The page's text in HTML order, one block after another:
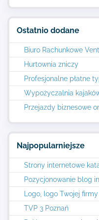
Ostatnio dodane
Biuro Rachunkowe
Hurtownia zniczy
Profesjonalne płatne
Wypożyczalnia
Przejazdy biznesowe
Najpopularniejsze
Strony internetowe
Pozycjonowanie blog
Logo, logo Twojej firmy
TVP 3 Poznań